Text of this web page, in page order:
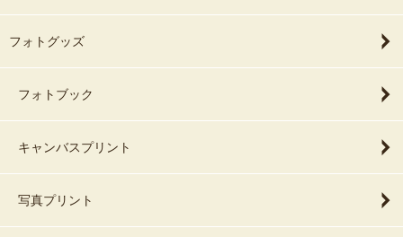
フォトグッズ
フォトブック
キャンバスプリント
写真プリント